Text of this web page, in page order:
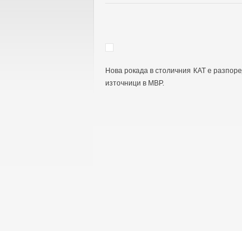
Нова рокада в столичния КАТ е
източници в МВР.